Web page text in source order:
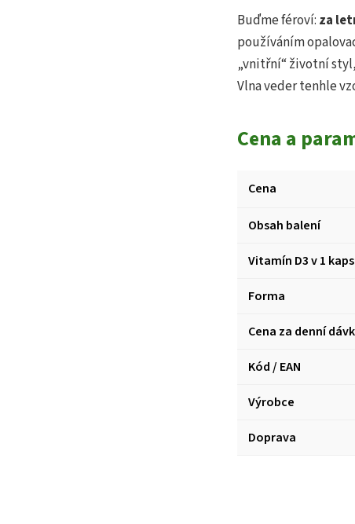
Buďme féroví: za
používáním
„vnitřní“ životní
Vlna veder tenhle
Cena a
Cena
Obsah balení
Vitamín D3 v 1
Forma
Cena za denní
Kód / EAN
Výrobce
Doprava